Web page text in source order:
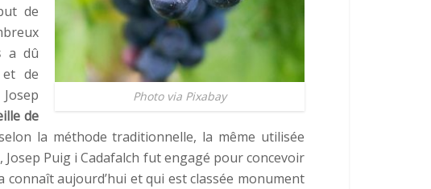
Photo via Pixabay
de
a dû
de
de
la méthode traditionnelle, la même utilisée
Puig i Cadafalch fut engagé pour concevoir
connaît aujourd’hui et qui est classée monument